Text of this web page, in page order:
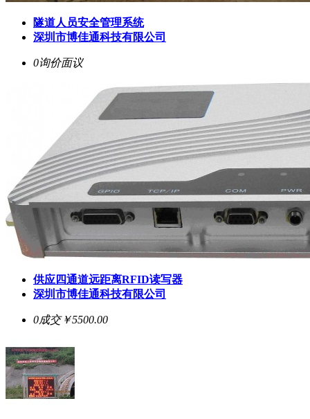
隧道人员安全管理系统
深圳市博佳通科技有限公司
0询价面议
供应四通道远距离RFID读写器
深圳市博佳通科技有限公司
0成交￥5500.00